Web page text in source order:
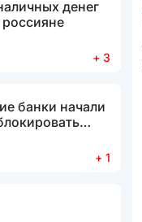
денег
+ 3
банки начали
крупные
+ 1